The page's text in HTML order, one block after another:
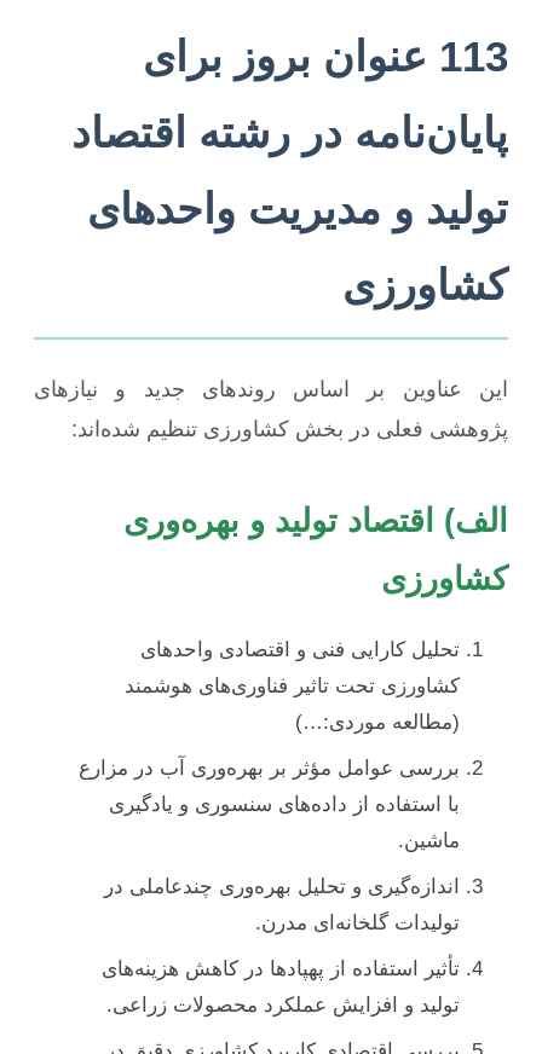
113 عنوان بروز برای
پایان‌نامه در رشته اقتصاد
تولید و مدیریت واحدهای
کشاورزی
این عناوین بر اساس روندهای جدید و نیازهای
پژوهشی فعلی در بخش کشاورزی تنظیم شده‌اند:
الف) اقتصاد تولید و بهره‌وری
کشاورزی
تحلیل کارایی فنی و اقتصادی واحدهای
کشاورزی تحت تاثیر فناوری‌های هوشمند
(مطالعه موردی:…)
بررسی عوامل مؤثر بر بهره‌وری آب در مزارع
با استفاده از داده‌های سنسوری و یادگیری
ماشین.
اندازه‌گیری و تحلیل بهره‌وری چندعاملی در
تولیدات گلخانه‌ای مدرن.
تأثیر استفاده از پهپادها در کاهش هزینه‌های
تولید و افزایش عملکرد محصولات زراعی.